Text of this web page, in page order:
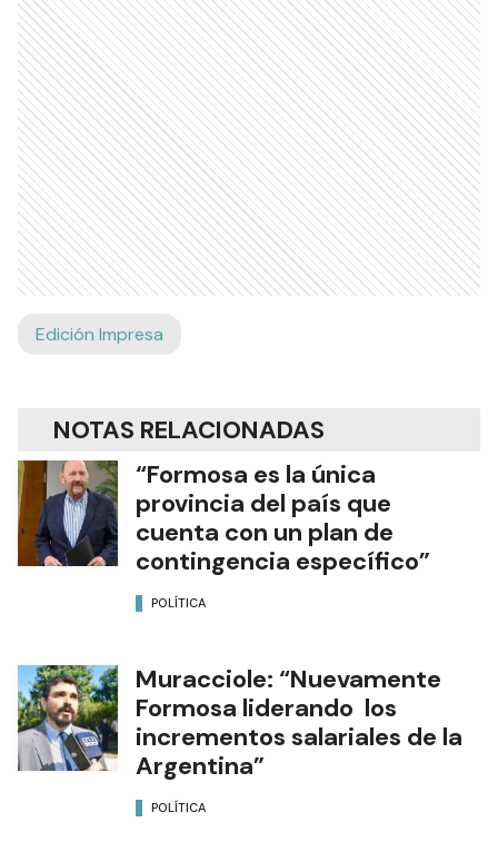
Edición Impresa
NOTAS RELACIONADAS
“Formosa es la única
provincia del país que
cuenta con un plan de
contingencia específico”
POLÍTICA
Muracciole: “Nuevamente
Formosa liderando los
incrementos salariales de la
Argentina”
POLÍTICA